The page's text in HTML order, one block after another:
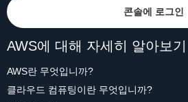
콘솔에 로그인
AWS에 대해 자세히 알아보기
AWS란 무엇입니까?
클라우드 컴퓨팅이란 무엇입니까?